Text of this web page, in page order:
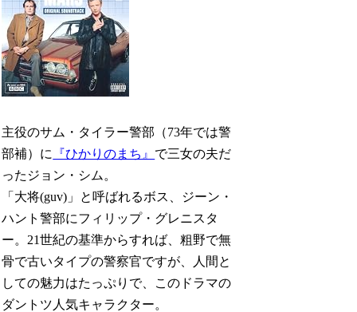
主役のサム・タイラー警部（73年では警
部補）に
『ひかりのまち』 で三女の夫だ
ったジョン・シム。
「大将(guv)」と呼ばれるボス、ジーン・
ハント警部にフィリップ・グレニスタ
ー。21世紀の基準からすれば、粗野で無
骨で古いタイプの警察官ですが、人間と
しての魅力はたっぷりで、このドラマの
ダントツ人気キャラクター。